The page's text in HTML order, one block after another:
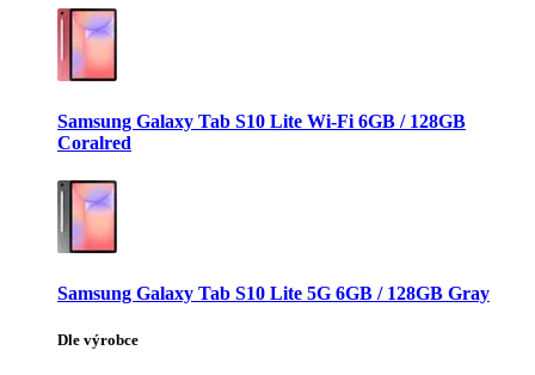
Samsung Galaxy Tab S10 Lite Wi-Fi 6GB / 128GB
Coralred
Samsung Galaxy Tab S10 Lite 5G 6GB / 128GB Gray
Dle výrobce